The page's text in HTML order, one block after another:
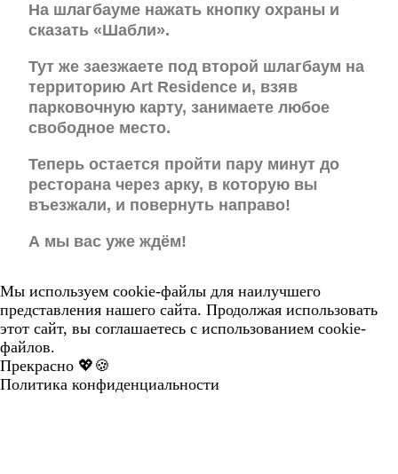
На шлагбауме нажать кнопку охраны и
сказать «Шабли».
Тут же заезжаете под второй шлагбаум на
территорию Art Residence и, взяв
парковочную карту, занимаете любое
свободное место.
Теперь остается пройти пару минут до
ресторана через арку, в которую вы
въезжали, и повернуть направо!
А мы вас уже ждём!
Мы используем cookie-файлы для наилучшего
представления нашего сайта. Продолжая использовать
этот сайт, вы соглашаетесь с использованием cookie-
файлов.
Прекрасно 💖🍪
Политика конфиденциальности